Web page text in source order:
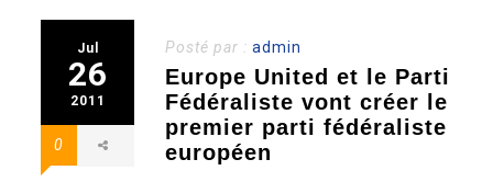
Jul
26
2011
0
Posté par :admin
Europe United et le Parti
Fédéraliste vont créer le
premier parti fédéraliste
européen